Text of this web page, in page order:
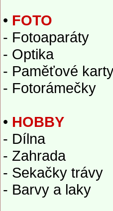
• FOTO
- Fotoaparáty
- Optika
- Paměťové
- Fotorámečky
• HOBBY
- Dílna
- Zahrada
- Sekačky trávy
- Barvy a laky